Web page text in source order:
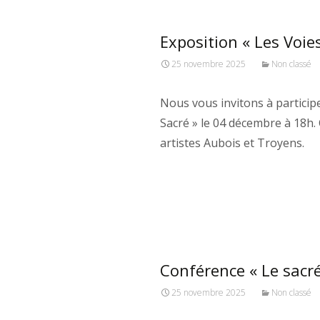
Exposition « Les
25 novembre 2025 Non classé
Nous vous invitons à
Sacré » le 04 décembre à
artistes Aubois et Troyens.
Conférence « Le
25 novembre 2025 Non classé